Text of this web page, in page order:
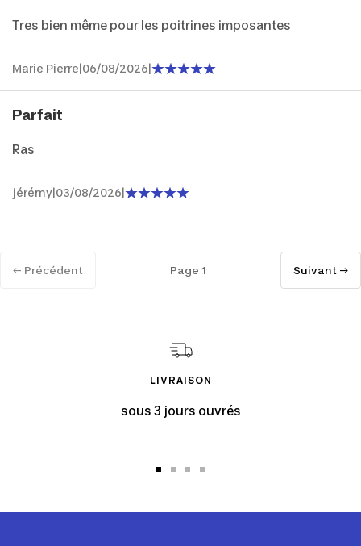
Tres bien même pour les poitrines imposantes
Marie Pierre|06/08/2026|
Parfait
Ras
jérémy|03/08/2026|
← Précédent Page 1 Suivant →
LIVRAISON
sous 3 jours ouvrés